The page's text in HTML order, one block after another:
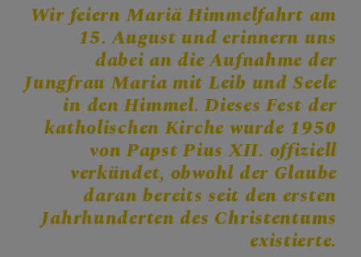
FRAGEN
GLAUBEN
ERLEBEN
MITMACHEN
Wir feiern Mariä Himmelfahrt am
15. August und erinnern uns
dabei an die Aufnahme der
Jungfrau Maria mit Leib und Seele
in den Himmel. Dieses Fest der
katholischen Kirche wurde 1950
von Papst Pius XII. offiziell
verkündet, obwohl der Glaube
daran bereits seit den ersten
Jahrhunderten des Christentums
existierte.